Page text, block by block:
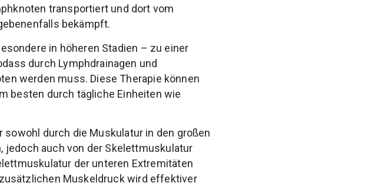
transportiert und dort vom
bekämpft.
in höheren Stadien – zu einer
durch Lymphdrainagen und
werden muss. Diese Therapie können
besten durch tägliche Einheiten wie
durch die Muskulatur in den großen
jedoch auch von der Skelettmuskulatur
der unteren Extremitäten
Muskeldruck wird effektiver